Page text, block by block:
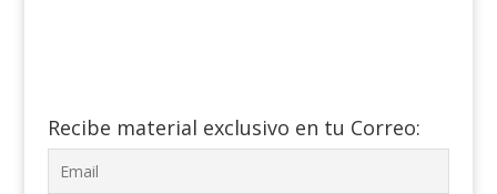
Recibe material exclusivo en tu Correo: